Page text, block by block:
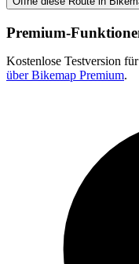
Premium-
Kostenlose Testversion
über Bikemap Premium.